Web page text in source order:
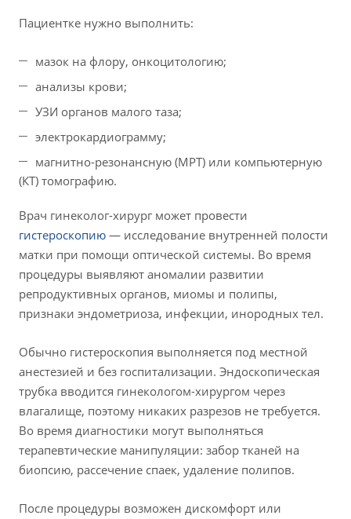
Пациентке нужно выполнить:
мазок на флору, онкоцитологию;
анализы крови;
УЗИ органов малого таза;
электрокардиограмму;
магнитно-резонансную (МРТ) или компьютерную
(КТ) томографию.
Врач гинеколог-хирург может провести
гистероскопию — исследование внутренней полости
матки при помощи оптической системы. Во время
процедуры выявляют аномалии развитии
репродуктивных органов, миомы и полипы,
признаки эндометриоза, инфекции, инородных тел.
Обычно гистероскопия выполняется под местной
анестезией и без госпитализации. Эндоскопическая
трубка вводится гинекологом-хирургом через
влагалище, поэтому никаких разрезов не требуется.
Во время диагностики могут выполняться
терапевтические манипуляции: забор тканей на
биопсию, рассечение спаек, удаление полипов.
После процедуры возможен дискомфорт или